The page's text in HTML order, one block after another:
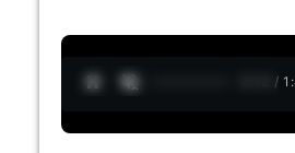
0:12 /